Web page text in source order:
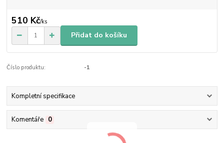
510 Kč/ks
Přidat do košíku
Číslo produktu: -1
Kompletní specifikace
Komentáře 0